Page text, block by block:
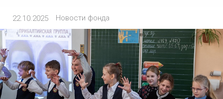
22.10.2025 Новости фонда